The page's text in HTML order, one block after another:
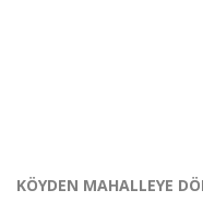
KÖYDEN MAHALLEYE